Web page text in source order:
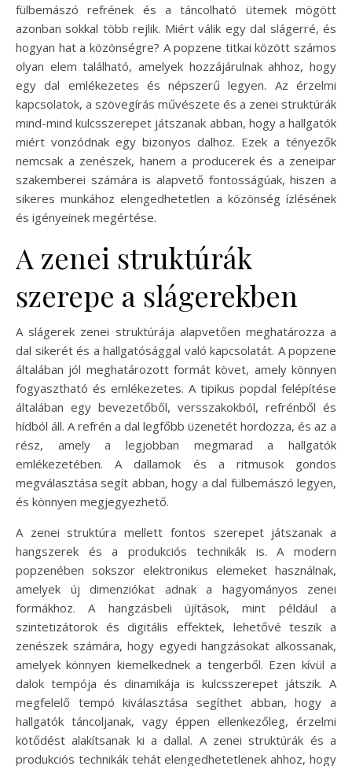
fülbemászó refrének és a táncolható ütemek mögött
azonban sokkal több rejlik. Miért válik egy dal slágerré, és
hogyan hat a közönségre? A popzene titkai között számos
olyan elem található, amelyek hozzájárulnak ahhoz, hogy
egy dal emlékezetes és népszerű legyen. Az érzelmi
kapcsolatok, a szövegírás művészete és a zenei struktúrák
mind-mind kulcsszerepet játszanak abban, hogy a hallgatók
miért vonzódnak egy bizonyos dalhoz. Ezek a tényezők
nemcsak a zenészek, hanem a producerek és a zeneipar
szakemberei számára is alapvető fontosságúak, hiszen a
sikeres munkához elengedhetetlen a közönség ízlésének
és igényeinek megértése.
A zenei struktúrák
szerepe a slágerekben
A slágerek zenei struktúrája alapvetően meghatározza a
dal sikerét és a hallgatósággal való kapcsolatát. A popzene
általában jól meghatározott formát követ, amely könnyen
fogyasztható és emlékezetes. A tipikus popdal felépítése
általában egy bevezetőből, versszakokból, refrénből és
hídból áll. A refrén a dal legfőbb üzenetét hordozza, és az a
rész, amely a legjobban megmarad a hallgatók
emlékezetében. A dallamok és a ritmusok gondos
megválasztása segít abban, hogy a dal fülbemászó legyen,
és könnyen megjegyezhető.
A zenei struktúra mellett fontos szerepet játszanak a
hangszerek és a produkciós technikák is. A modern
popzenében sokszor elektronikus elemeket használnak,
amelyek új dimenziókat adnak a hagyományos zenei
formákhoz. A hangzásbeli újítások, mint például a
szintetizátorok és digitális effektek, lehetővé teszik a
zenészek számára, hogy egyedi hangzásokat alkossanak,
amelyek könnyen kiemelkednek a tengerből. Ezen kívül a
dalok tempója és dinamikája is kulcsszerepet játszik. A
megfelelő tempó kiválasztása segíthet abban, hogy a
hallgatók táncoljanak, vagy éppen ellenkezőleg, érzelmi
kötődést alakítsanak ki a dallal. A zenei struktúrák és a
produkciós technikák tehát elengedhetetlenek ahhoz, hogy